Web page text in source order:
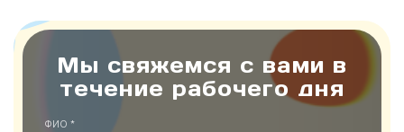
Мы свяжемся с вами в
течение рабочего дня
ФИО *